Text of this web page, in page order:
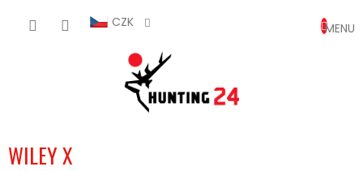
CZK
KOŠÍK
WILEY X